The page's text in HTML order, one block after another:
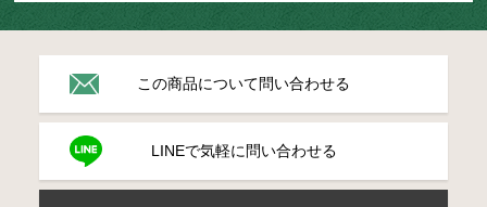
この商品について問い合わせる
LINEで気軽に問い合わせる